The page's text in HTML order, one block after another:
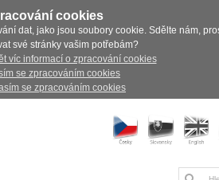
cookies
dat, jako jsou soubory cookie. Sdělte nám,
své stránky vašim potřebám?
víc informací o zpracování cookies
se zpracováním cookies
se zpracováním cookies